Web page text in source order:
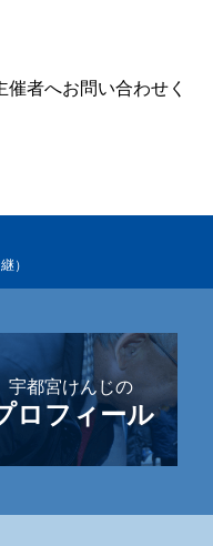
者へお問い合わせく
）
宇都宮けんじの
ロフィール